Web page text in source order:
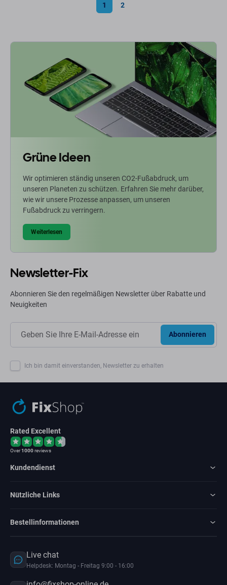
1 2
Grüne Ideen
Wir optimieren ständig unseren CO2-Fußabdruck, um
unseren Planeten zu schützen. Erfahren Sie mehr darüber,
wie wir unsere Prozesse anpassen, um unseren
Fußabdruck zu verringern.
Weiterlesen
Newsletter-Fix
Abonnieren Sie den regelmäßigen Newsletter über Rabatte und
Neuigkeiten
Abonnieren
Ich bin damit einverstanden, Newsletter zu erhalten
Rated Excellent
Over1000reviews
Kundendienst
Nützliche Links
Bestellinformationen
Live chat
Helpdesk: Montag - Freitag 9:00 - 16:00